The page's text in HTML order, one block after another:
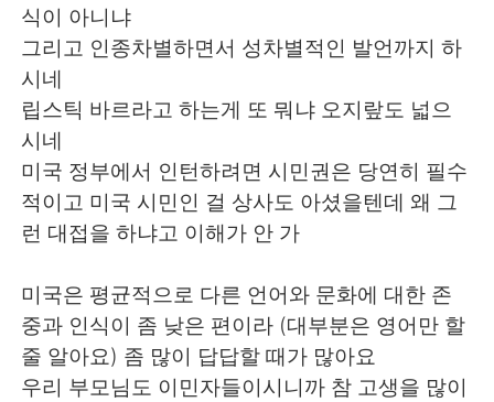
식이 아니냐
그리고 인종차별하면서 성차별적인 발언까지 하
시네
립스틱 바르라고 하는게 또 뭐냐 오지랖도 넓으
시네
미국 정부에서 인턴하려면 시민권은 당연히 필수
적이고 미국 시민인 걸 상사도 아셨을텐데 왜 그
런 대접을 하냐고 이해가 안 가
미국은 평균적으로 다른 언어와 문화에 대한 존
중과 인식이 좀 낮은 편이라 (대부분은 영어만 할
줄 알아요) 좀 많이 답답할 때가 많아요
우리 부모님도 이민자들이시니까 참 고생을 많이